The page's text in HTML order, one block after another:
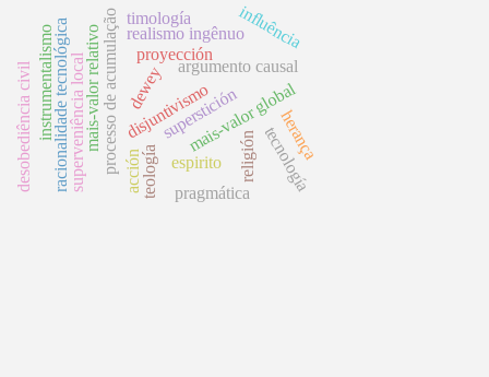
argumento causal
superstición
proyección
processo de acumulação mais-valor global
mais-valor relativo
superveniência local disjuntivismo
religión
realismo ingênuo
racionalidade tecnológica tecnología
instrumentalismo dewey
teología espirito
influência
desobediência civil herança
pragmática
timología
acción